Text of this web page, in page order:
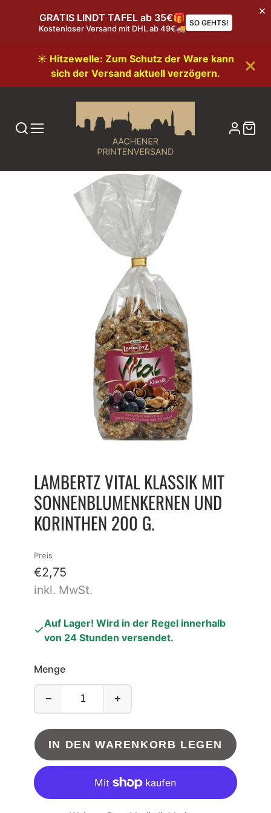
GRATIS LINDT TAFEL ab 35€🎁
Kostenloser Versand mit DHL ab 49€🚚
SO GEHTS!
☀️ Hitzewelle: Zum Schutz der Ware kann
sich der Versand aktuell verzögern.
LAMBERTZ VITAL KLASSIK MIT
SONNENBLUMENKERNEN UND
KORINTHEN 200 G.
Preis
€2,75
inkl. MwSt.
Auf Lager! Wird in der Regel innerhalb
von 24 Stunden versendet.
Menge
− +
IN DEN WARENKORB LEGEN